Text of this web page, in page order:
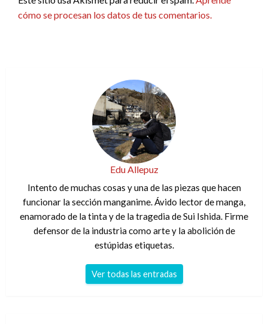
cómo se procesan los datos de tus comentarios.
Edu Allepuz
Intento de muchas cosas y una de las piezas que hacen
funcionar la sección manganime. Ávido lector de manga,
enamorado de la tinta y de la tragedia de Sui Ishida. Firme
defensor de la industria como arte y la abolición de
estúpidas etiquetas.
Ver todas las entradas